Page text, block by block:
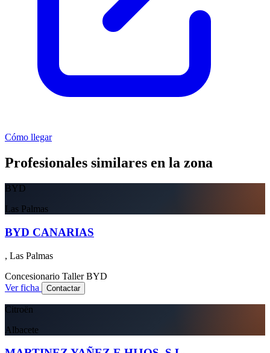
Cómo llegar
Profesionales similares en la zona
BYD
Las Palmas
BYD CANARIAS
, Las Palmas
Concesionario Taller BYD
Ver ficha
Contactar
Citroën
Albacete